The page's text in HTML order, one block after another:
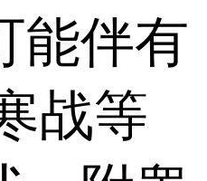
能伴有
战等